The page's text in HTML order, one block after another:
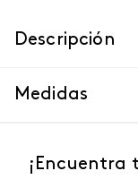
Descripción
Medidas
¡Encuentra